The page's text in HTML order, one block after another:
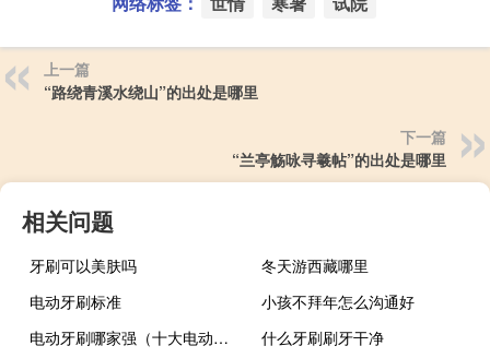
上一篇
“路绕青溪水绕山”的出处是哪里
下一篇
“兰亭觞咏寻羲帖”的出处是哪里
相关问题
牙刷可以美肤吗
冬天游西藏哪里
电动牙刷标准
小孩不拜年怎么沟通好
电动牙刷哪家强（十大电动牙刷排行）
什么牙刷刷牙干净